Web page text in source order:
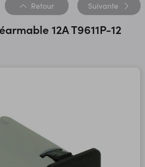
Retour Suivante
12A T9611P-12